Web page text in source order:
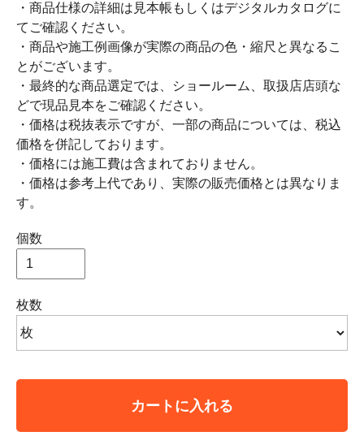
・商品仕様の詳細は見本帳もしくはデジタルカタログに
てご確認ください。
・商品や施工例画像が実際の商品の色・縮尺と異なるこ
とがございます。
・最終的な商品選定では、ショールーム、取扱店店頭な
どで現品見本をご確認ください。
・価格は税抜表示ですが、一部の商品については、税込
価格を併記しております。
・価格には施工費は含まれておりません。
・価格は参考上代であり、実際の販売価格とは異なりま
す。
個数
枚数
カートに入れる